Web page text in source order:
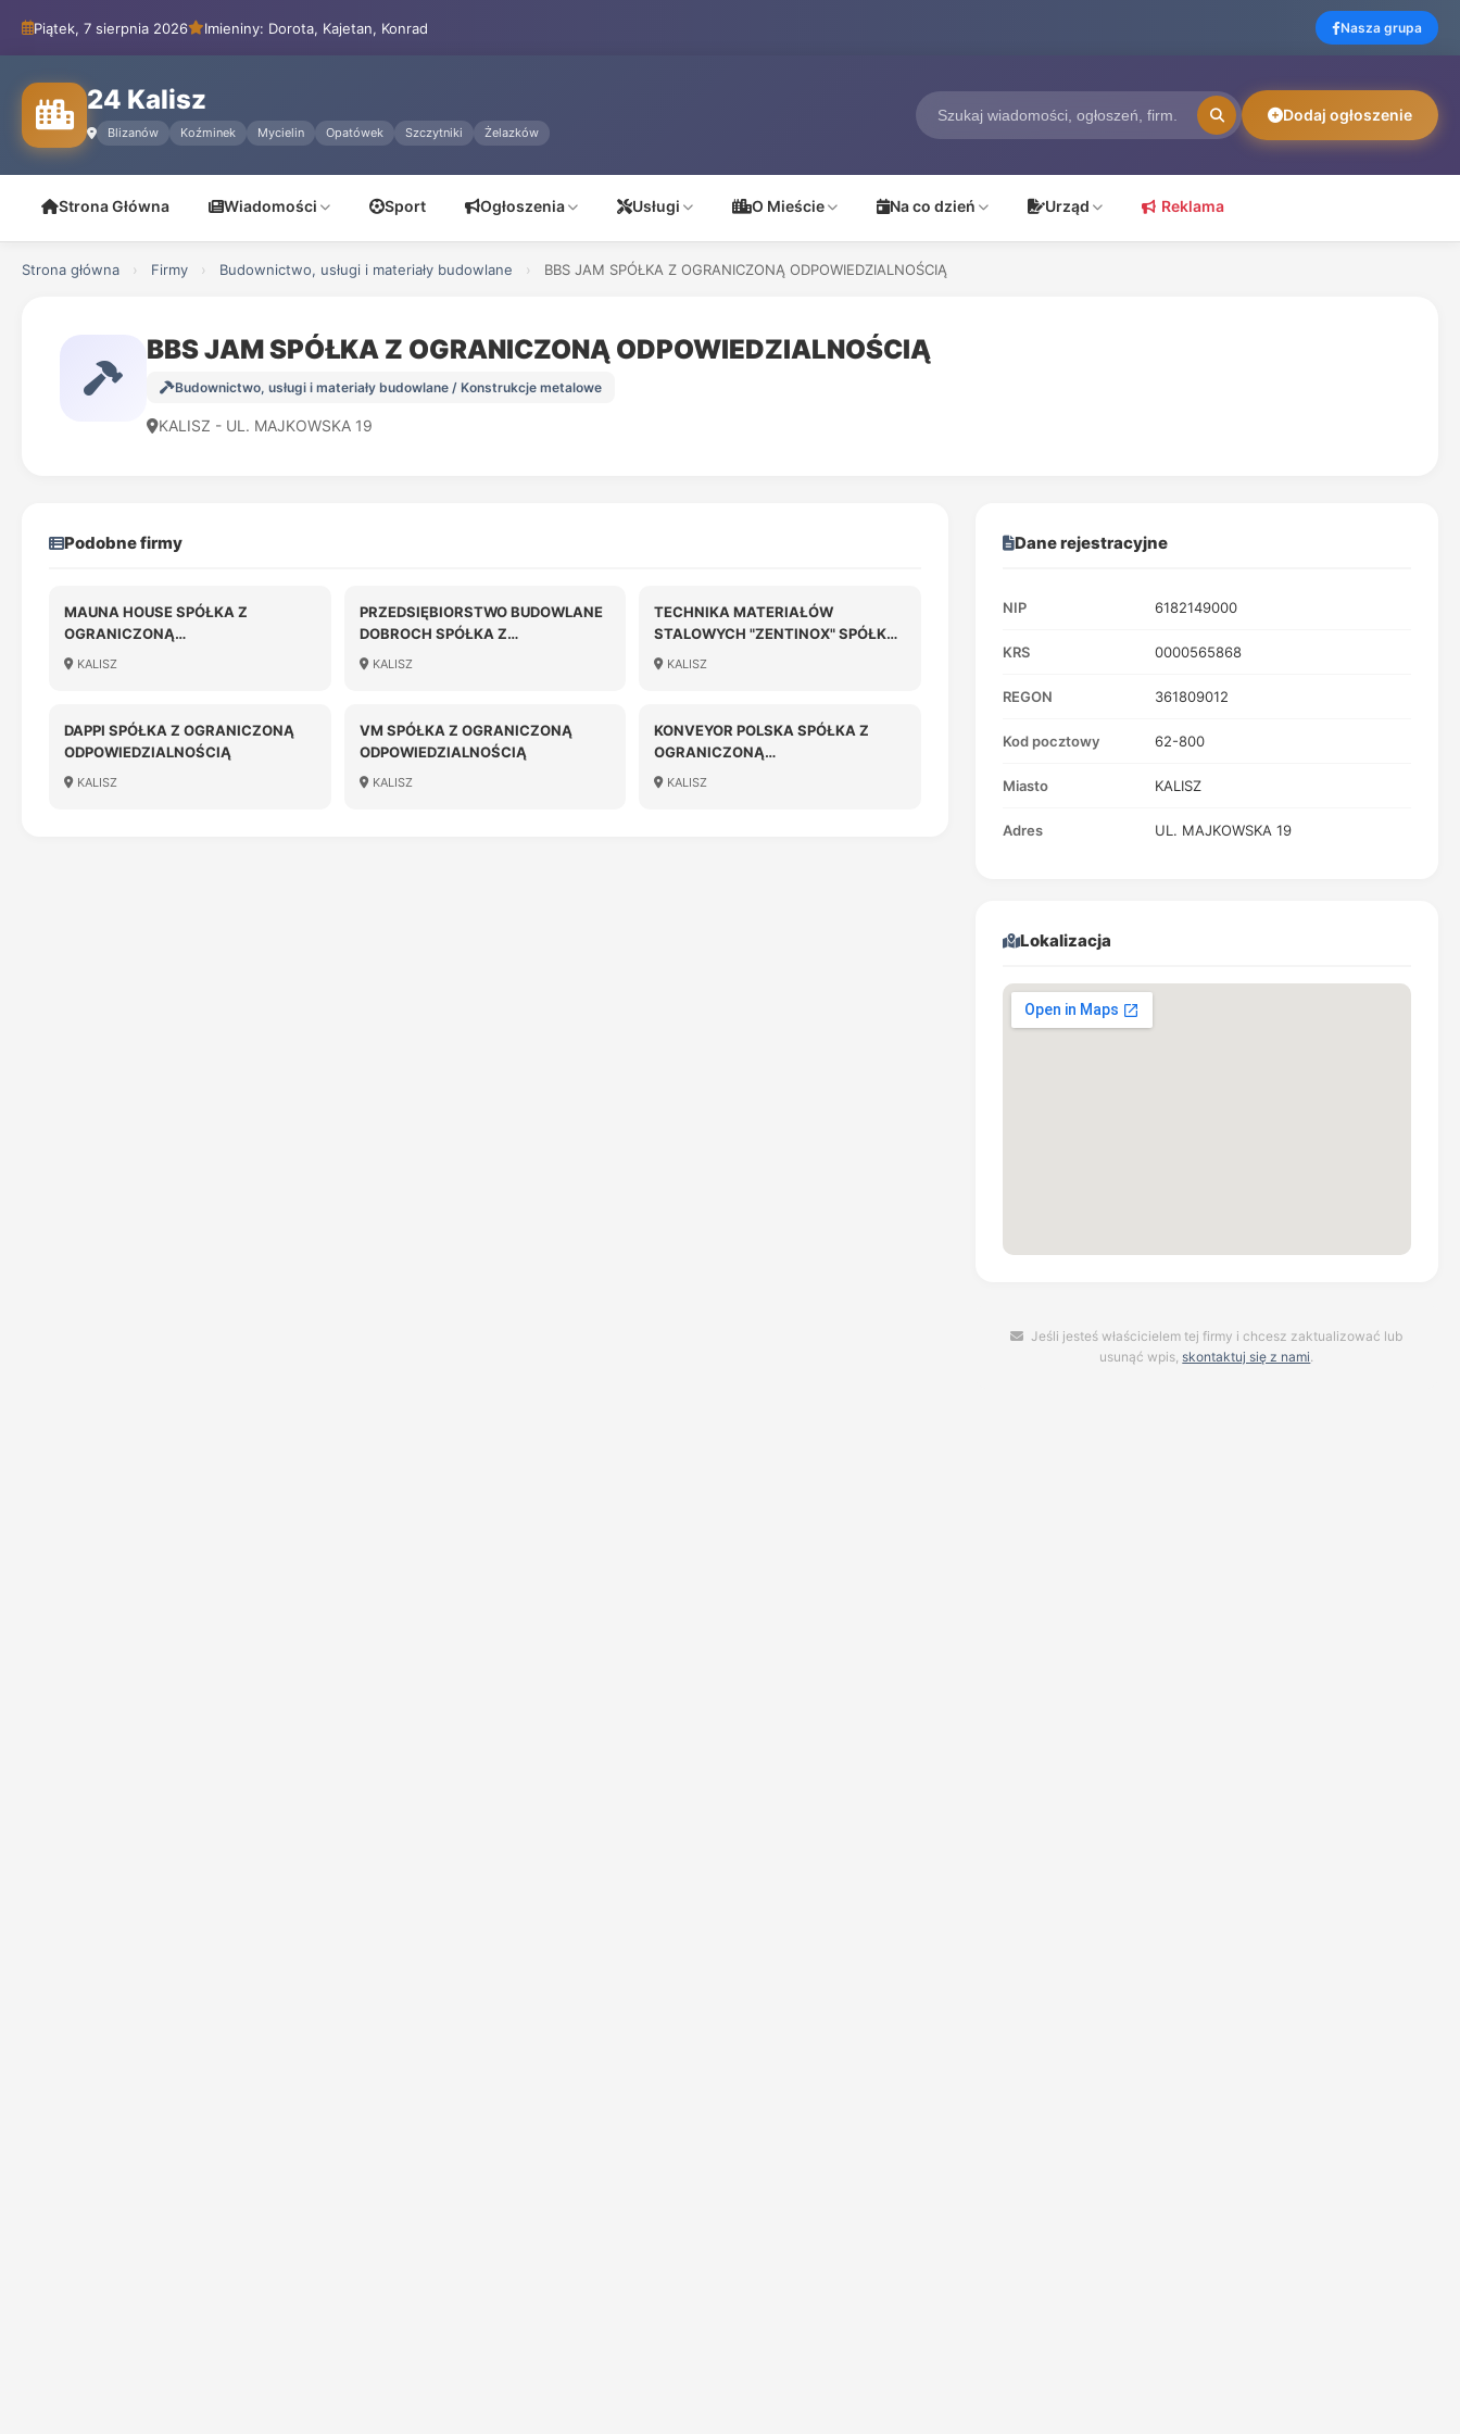
Piątek, 7 sierpnia 2026 Imieniny: Dorota, Kajetan, Konrad Nasza grupa
24 Kalisz
Blizanów Koźminek Mycielin Opatówek Szczytniki Żelazków
Dodaj ogłoszenie
Strona Główna Wiadomości Sport Ogłoszenia Usługi O Mieście Na co dzień Urząd Reklama
Strona główna › Firmy › Budownictwo, usługi i materiały budowlane › BBS JAM SPÓŁKA Z OGRANICZONĄ ODPOWIEDZIALNOŚCIĄ
BBS JAM SPÓŁKA Z OGRANICZONĄ ODPOWIEDZIALNOŚCIĄ
Budownictwo, usługi i materiały budowlane / Konstrukcje metalowe
KALISZ - UL. MAJKOWSKA 19
Podobne firmy
MAUNA HOUSE SPÓŁKA Z
OGRANICZONĄ
ODPOWIEDZIALNOŚCIĄ
KALISZ
PRZEDSIĘBIORSTWO BUDOWLANE
DOBROCH SPÓŁKA Z
OGRANICZONĄ
KALISZ
TECHNIKA MATERIAŁÓW
STALOWYCH "ZENTINOX" SPÓŁKA
Z OGRANICZONĄ
KALISZ
DAPPI SPÓŁKA Z OGRANICZONĄ
ODPOWIEDZIALNOŚCIĄ
KALISZ
VM SPÓŁKA Z OGRANICZONĄ
ODPOWIEDZIALNOŚCIĄ
KALISZ
KONVEYOR POLSKA SPÓŁKA Z
OGRANICZONĄ
ODPOWIEDZIALNOŚCIĄ
KALISZ
Dane rejestracyjne
NIP 6182149000
KRS 0000565868
REGON 361809012
Kod pocztowy 62-800
Miasto KALISZ
Adres UL. MAJKOWSKA 19
Lokalizacja
Jeśli jesteś właścicielem tej firmy i chcesz zaktualizować lub
usunąć wpis, skontaktuj się z nami.